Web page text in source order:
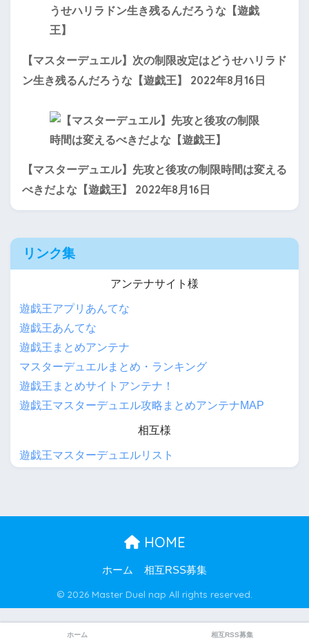
【マスターデュエル】次の制限改定はどうせハリラド
ン生き残るんだろうな【遊戯王】 2022年8月16日
【マスターデュエル】先攻と後攻の制限時間は変える
べきだよな【遊戯王】 2022年8月16日
リンク集
アンテナサイト様
遊戯王アプリあんてな
遊戯王あんてな
遊戯王まとめアンテナ
マスターデュエルまとめ・ランキング
遊戯王まとめサイトアンテナ！
遊戯王マスターデュエル攻略まとめアンテナMAP
相互様
遊戯王マスターデュエルリスト
HOME
ホーム 相互RSS募集
© 2026 Master Duel nap All rights reserved.
ホーム 相互RSS募集